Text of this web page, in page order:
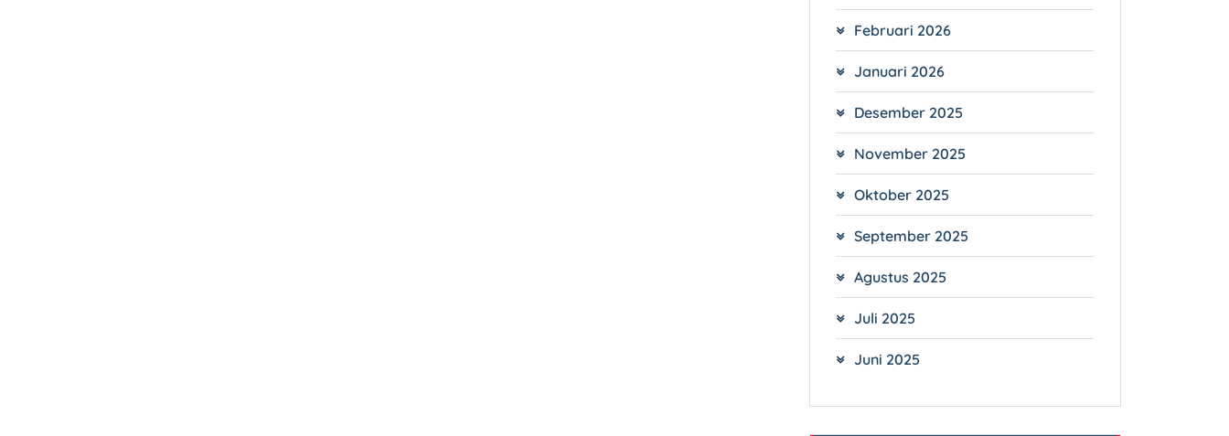
Februari 2026
Januari 2026
Desember 2025
November 2025
Oktober 2025
September 2025
Agustus 2025
Juli 2025
Juni 2025